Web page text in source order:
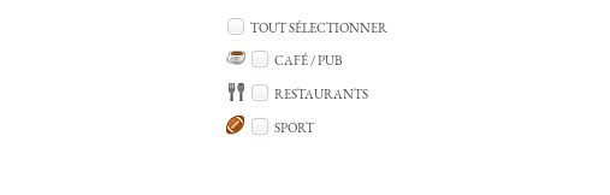
TOUT SÉLECTIONNER
CAFÉ / PUB
RESTAURANTS
SPORT